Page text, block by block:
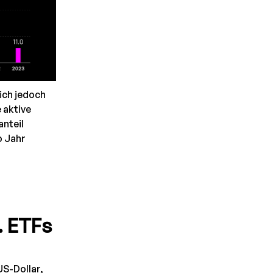
jedoch
aktive
Jahr
Dollar,